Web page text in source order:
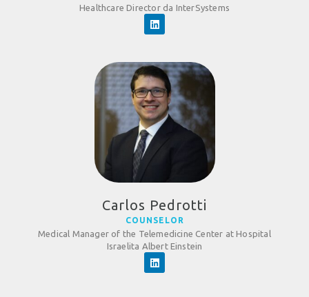
Healthcare Director da InterSystems
Carlos Pedrotti
COUNSELOR
Medical Manager of the Telemedicine Center at Hospital
Israelita Albert Einstein